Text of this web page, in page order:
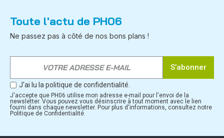
Toute l'actu de PH06
Ne passez pas à côté de nos bons plans !
S’abonner
J'ai lu la politique de confidentialité.
J'accepte que PH06 utilise mon adresse e-mail pour l'envoi de la
newsletter. Vous pouvez vous désinscrire à tout moment avec le lien
fourni dans chaque newsletter. Pour plus d'informations, consultez notre
Politique de Confidentialité.